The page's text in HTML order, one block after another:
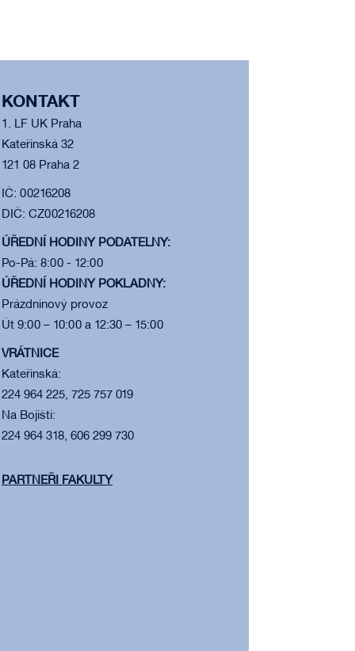
KONTAKT
1. LF UK Praha
Kateřinská 32
121 08 Praha 2
IČ: 00216208
DIČ: CZ00216208
ÚŘEDNÍ HODINY PODATELNY:
Po-Pá: 8:00 - 12:00
ÚŘEDNÍ HODINY POKLADNY:
Prázdninový provoz
Út 9:00 – 10:00 a 12:30 – 15:00
VRÁTNICE
Kateřinská:
224 964 225, 725 757 019
Na Bojišti:
224 964 318, 606 299 730
PARTNEŘI FAKULTY